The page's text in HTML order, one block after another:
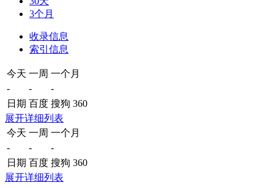
3个月
收录信息
索引信息
今天 一周 一个月
-
-
-
日期 百度 搜狗 360
展开详细列表
今天 一周 一个月
-
-
-
日期 百度 搜狗 360
展开详细列表